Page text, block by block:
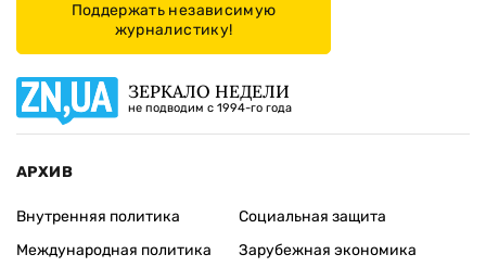
Поддержать независимую
журналистику!
ЗЕРКАЛО НЕДЕЛИ
не подводим с 1994-го года
АРХИВ
Внутренняя политика
Международная политика
Социальная защита
Зарубежная экономика